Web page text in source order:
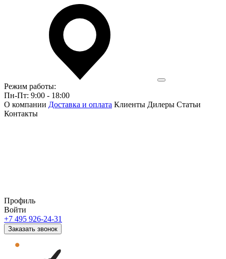
Режим работы:
Пн-Пт: 9:00 - 18:00
О компании Доставка и оплата Клиенты Дилеры Статьи
Контакты
Профиль
Войти
+7 495 926-24-31
Заказать звонок